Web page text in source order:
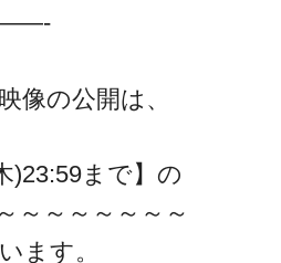
像の公開は、
)23:59まで】の
～～～～～～～
ます。